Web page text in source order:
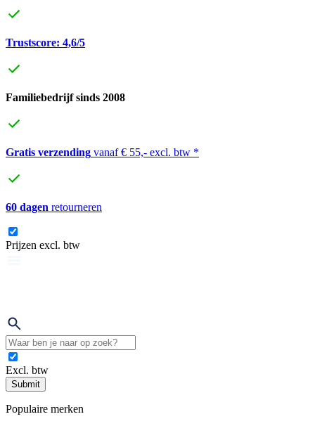
Trustscore: 4,6/5
Familiebedrijf sinds 2008
Gratis verzending vanaf € 55,- excl. btw *
60 dagen retourneren
Prijzen excl. btw
Excl. btw
Submit
Populaire merken